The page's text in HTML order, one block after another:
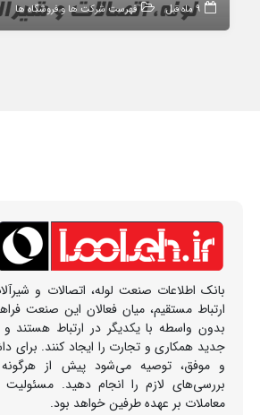
9 ماه قبل فهرست شرکت ها و فروشگاه ها
بانک اطلاعات صنعت لوله، اتصالات و
ارتباط مستقیم، میان فعالان این صنعت
بدون واسطه با یکدیگر در ارتباط هستند
جدید همکاری و تجارت را ایجاد کنند. برای
و موفق، توصیه می‌شود پیش از هرگونه
بررسی‌های لازم را انجام دهید. مسئولیت
معاملات بر عهده طرفین خواهد بود.